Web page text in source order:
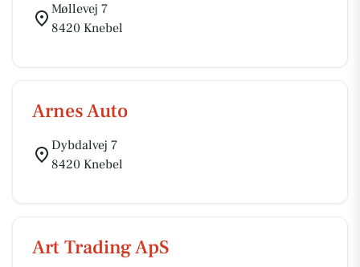
Møllevej 7
8420 Knebel
Arnes Auto
Dybdalvej 7
8420 Knebel
Art Trading ApS